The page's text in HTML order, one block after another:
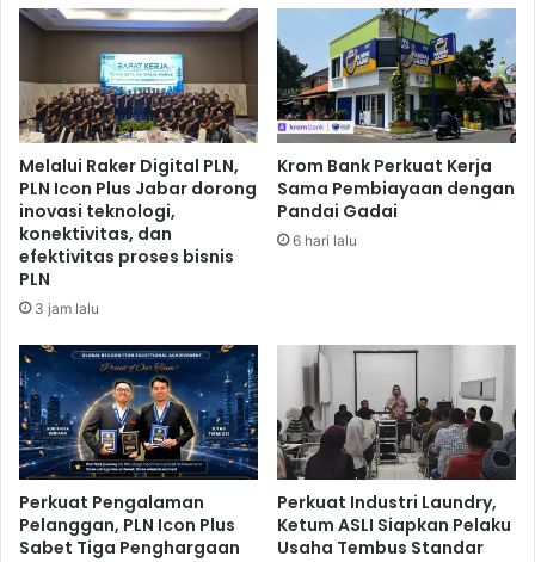
P
y
i
s
i
h
a
n
P
i
l
a
U
b
e
r
2
0
2
a
y
a
a
n
g
k
i
t
i
L
a
g
a
S
e
l
a
Melalui Raker Digital PLN,
PLN Icon Plus Jabar dorong
inovasi teknologi,
konektivitas, dan
efektivitas proses bisnis
PLN
3 jam lalu
Krom Bank Perkuat Kerja
Sama Pembiayaan dengan
Pandai Gadai
6 hari lalu
Perkuat Pengalaman
Pelanggan, PLN Icon Plus
Sabet Tiga Penghargaan
Perkuat Industri Laundry,
Ketum ASLI Siapkan Pelaku
Usaha Tembus Standar